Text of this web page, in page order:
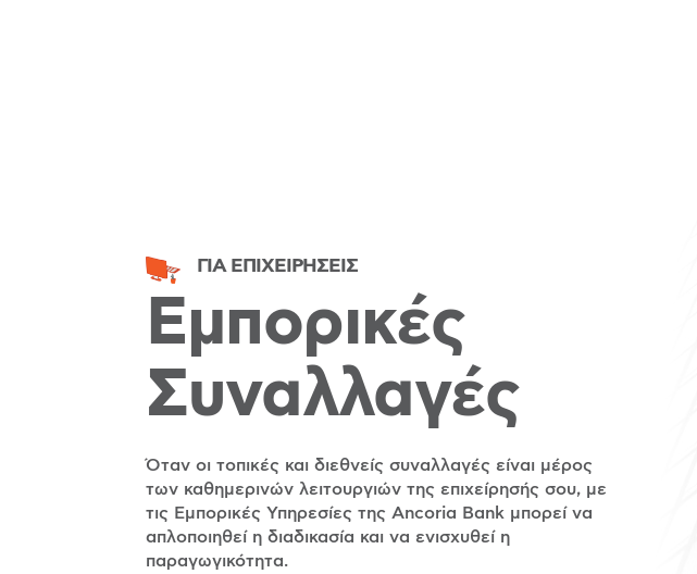
ΓΙΑ ΕΠΙΧΕΙΡΗΣΕΙΣ
Εμπορικές
Συναλλαγές
Όταν οι τοπικές και διεθνείς συναλλαγές είναι μέρος
των καθημερινών λειτουργιών της επιχείρησής σου, με
τις Εμπορικές Υπηρεσίες της Ancoria Bank μπορεί να
απλοποιηθεί η διαδικασία και να ενισχυθεί η
παραγωγικότητα.